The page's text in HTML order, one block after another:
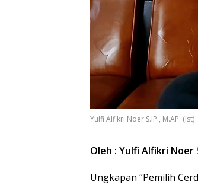
Yulfi Alfikri Noer S.IP., M.AP. (ist)
Oleh : Yulfi Alfikri Noer
Ungkapan “Pemilih